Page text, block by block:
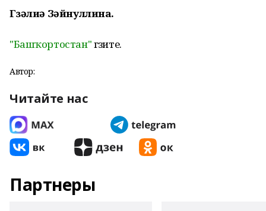
Гүзәлиә Зәйнуллина.
"Башҡортостан"гәзите.
Автор:
Читайте нас
Партнеры